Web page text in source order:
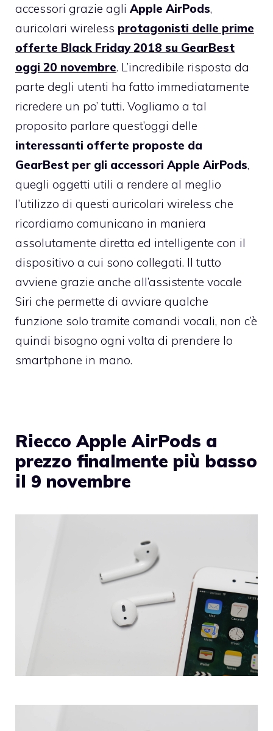
accessori grazie agli Apple AirPods,
auricolari wireless protagonisti delle prime
offerte Black Friday 2018 su GearBest
oggi 20 novembre. L’incredibile risposta da
parte degli utenti ha fatto immediatamente
ricredere un po’ tutti. Vogliamo a tal
proposito parlare quest’oggi delle
interessanti offerte proposte da
GearBest per gli accessori Apple AirPods,
quegli oggetti utili a rendere al meglio
l’utilizzo di questi auricolari wireless che
ricordiamo comunicano in maniera
assolutamente diretta ed intelligente con il
dispositivo a cui sono collegati. Il tutto
avviene grazie anche all’assistente vocale
Siri che permette di avviare qualche
funzione solo tramite comandi vocali, non c’è
quindi bisogno ogni volta di prendere lo
smartphone in mano.
Riecco Apple AirPods a
prezzo finalmente più basso
il 9 novembre